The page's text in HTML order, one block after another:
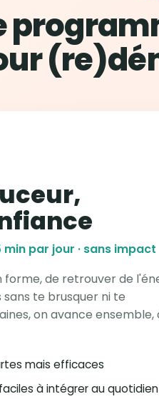
min par jour · sans impact
de retrouver de
te brusquer ni te
on avance ensemble,
mais efficaces
à intégrer au quotidien